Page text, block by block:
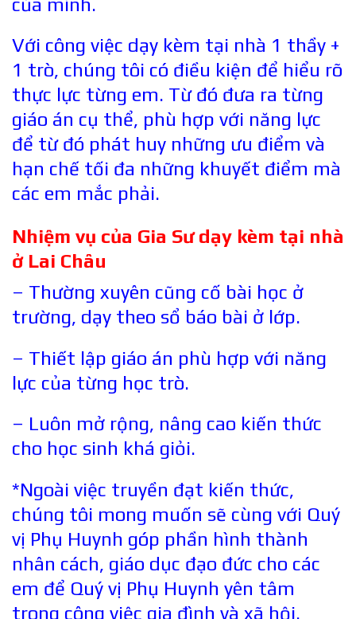
Với công việc dạy kèm tại nhà 1 thầy +
1 trò, chúng tôi có điều kiện để hiểu rõ
thực lực từng em. Từ đó đưa ra từng
giáo án cụ thể, phù hợp với năng lực
để từ đó phát huy những ưu điểm và
hạn chế tối đa những khuyết điểm mà
các em mắc phải.
Nhiệm vụ của Gia Sư dạy kèm tại nhà
ở Lai Châu
– Thường xuyên cũng cố bài học ở
trường, dạy theo sổ báo bài ở lớp.
– Thiết lập giáo án phù hợp với năng
lực của từng học trò.
– Luôn mở rộng, nâng cao kiến thức
cho học sinh khá giỏi.
*Ngoài việc truyền đạt kiến thức,
chúng tôi mong muốn sẽ cùng với Quý
vị Phụ Huynh góp phần hình thành
nhân cách, giáo dục đạo đức cho các
em để Quý vị Phụ Huynh yên tâm
trong công việc gia đình và xã hội.